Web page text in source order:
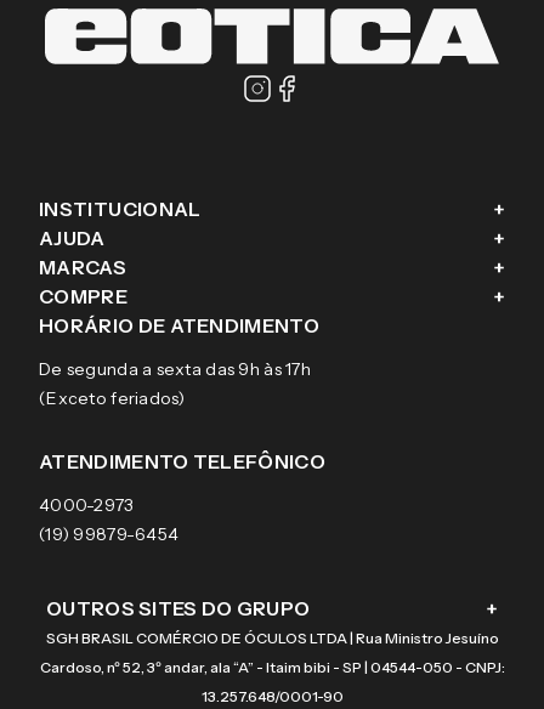
INSTITUCIONAL +
Fale conosco
Blog
Sobre a eÓtica
Aviso de privacidade
Termos e condições de uso
AJUDA +
Como comprar
Trocas e Devoluções
Pagamentos
Garantias
MARCAS +
Ray-Ban
Tecnol
Arnette
Burberry
COMPRE +
Óculos de sol
Lentes de contato
HORÁRIO DE ATENDIMENTO
De segunda a sexta das 9h às 17h
(Exceto feriados)
ATENDIMENTO TELEFÔNICO
4000-2973
(19) 99879-6454
OUTROS SITES DO GRUPO +
SGH BRASIL COMÉRCIO DE ÓCULOS LTDA | Rua Ministro Jesuíno
Cardoso, nº 52, 3º andar, ala “A” - Itaim bibi - SP | 04544-050 - CNPJ:
13.257.648/0001-90